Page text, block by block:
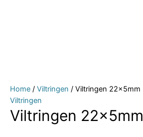
Home / Viltringen / Viltringen 22x5mm
Viltringen
Viltringen 22x5mm